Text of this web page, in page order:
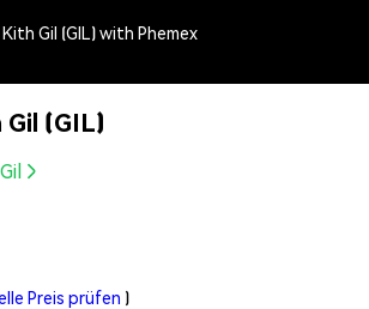
Gil (GIL) with Phemex
(GIL)
Preis prüfen )